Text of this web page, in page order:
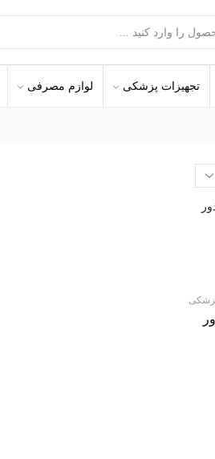
تجهیزات پزشکی لوازم مصرفی